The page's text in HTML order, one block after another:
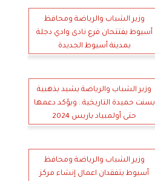
وزير الشباب والرياضة ومحافظ
أسيوط يفتتحان فرع نادى وادي دجلة
بمدينة أسيوط الجديدة
وزير الشباب والرياضة يشيد بذهبية
بسنت حميدة التاريخية.. ويؤكد دعمها
حتى أولمبياد باريس 2024
وزير الشباب والرياضة ومحافظ
أسيوط يتفقدان اعمال إنشاء مركز